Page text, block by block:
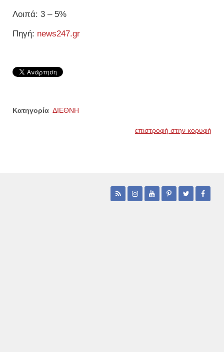
Λοιπά: 3 – 5%
Πηγή: news247.gr
Κατηγορία ΔΙΕΘΝΗ
επιστροφή στην κορυφή